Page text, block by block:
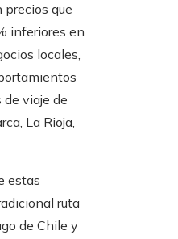
precios que
inferiores en
locales,
viaje de
La Rioja,
estas
ruta
de Chile y